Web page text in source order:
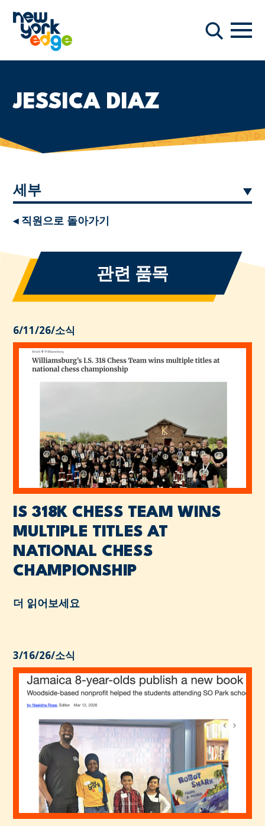
찾다
항해
JESSICA DIAZ
세부
◂ 직원으로 돌아가기
관련 품목
6/11/26/소식
IS 318K CHESS TEAM WINS
MULTIPLE TITLES AT
NATIONAL CHESS
CHAMPIONSHIP
더 읽어보세요
3/16/26/소식